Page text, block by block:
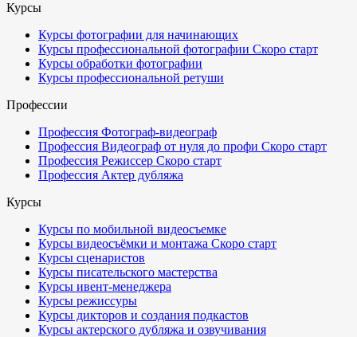
Курсы
Курсы фотографии для начинающих
Курсы профессиональной фотографии Скоро старт
Курсы обработки фотографии
Курсы профессиональной ретуши
Профессии
Профессия Фотограф-видеограф
Профессия Видеограф от нуля до профи Скоро старт
Профессия Режиссер Скоро старт
Профессия Актер дубляжа
Курсы
Курсы по мобильной видеосъемке
Курсы видеосъёмки и монтажа Скоро старт
Курсы сценаристов
Курсы писательского мастерства
Курсы ивент-менеджера
Курсы режиссуры
Курсы дикторов и создания подкастов
Курсы актерского дубляжа и озвучивания